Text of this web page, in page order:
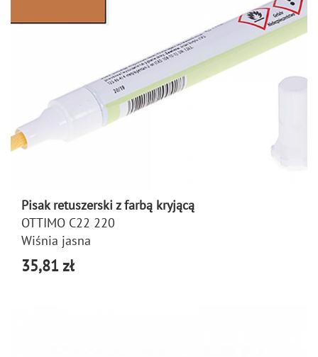
Pisak retuszerski z farbą kryjącą
OTTIMO C22 220
Wiśnia jasna
35,81 zł